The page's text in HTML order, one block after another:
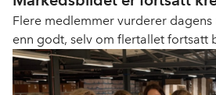
Flere medlemmer vurderer
enn godt, selv om flertallet fortsatt
som tilfredsstillende. Nettoandelen
fersk undersøkelse.